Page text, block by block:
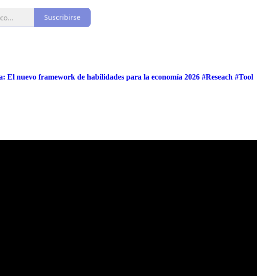
Suscribirse
El nuevo framework de habilidades para la economía 2026 #Reseach #Tool